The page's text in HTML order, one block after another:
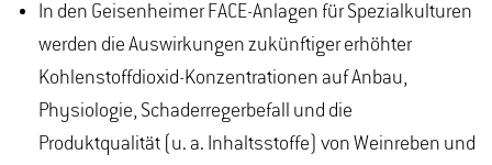
In den Geisenheimer FACE-Anlagen für Spezialkulturen
werden die Auswirkungen zukünftiger erhöhter
Kohlenstoffdioxid-Konzentrationen auf Anbau,
Physiologie, Schaderregerbefall und die
Produktqualität (u. a. Inhaltsstoffe) von Weinreben und